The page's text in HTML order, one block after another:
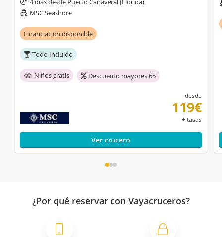
4 días desde Puerto Cañaveral (Florida)
MSC Seashore
Financiación disponible
Todo Incluido
Niños gratis Descuento mayores 65
desde
119€
+ tasas
Ver crucero
¿Por qué reservar con Vayacruceros?